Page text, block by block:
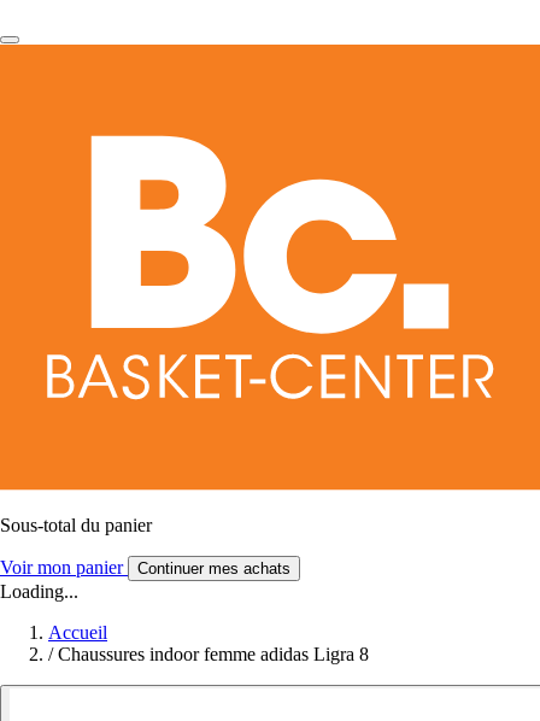
Sous-total du panier
Voir mon panier Continuer mes achats
Loading...
Accueil
/ Chaussures indoor femme adidas Ligra 8